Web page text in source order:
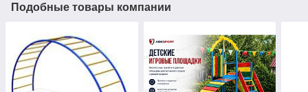
Подобные товары компании